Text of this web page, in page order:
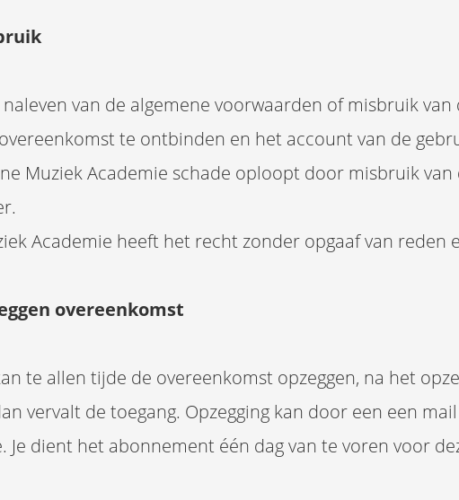
van de algemene voorwaarden of misbruik
te ontbinden en het account van de
Muziek Academie schade oploopt door misbruik
Academie heeft het recht zonder opgaaf van
overeenkomst
te allen tijde de overeenkomst opzeggen, na het
vervalt de toegang. Opzegging kan door een een
Je dient het abonnement één dag van te voren voor